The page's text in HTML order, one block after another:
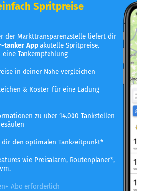
Spritpreise
der Markttransparenzstelle liefert dir
tanken Appakutelle Spritpreise,
eine Tankempfehlung
in deiner Nähe vergleichen
& Kosten für eine Ladung
zu über 14.000 Tankstellen
den optimalen Tankzeitpunkt*
wie Preisalarm, Routenplaner*,
Abo erforderlich